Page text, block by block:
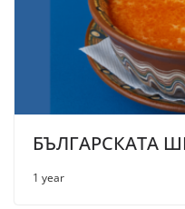
БЪЛГАРСКАТА
1 year